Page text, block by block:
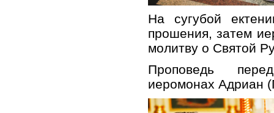
На сугубой
прошения, затем
молитву о Святой
Проповедь
иеромонах Адриан